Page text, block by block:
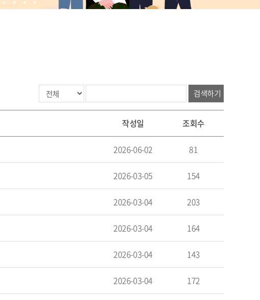
검색하기
작성일 조회수
2026-06-02 81
2026-03-05 154
2026-03-04 203
2026-03-04 164
2026-03-04 143
2026-03-04 172